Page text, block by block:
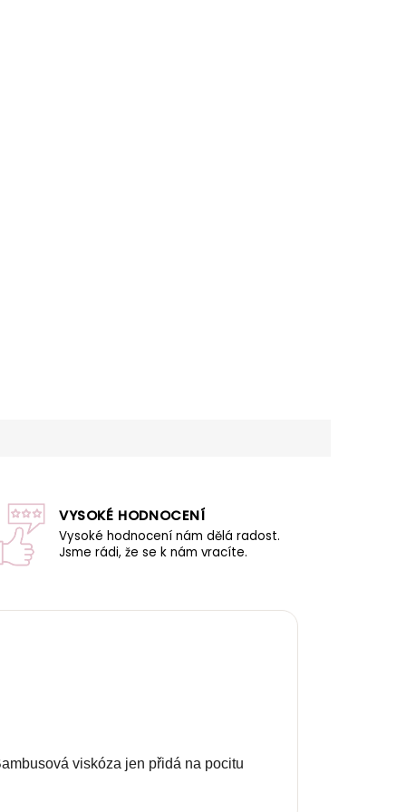
VYSOKÉ HODNOCENÍ
Vysoké hodnocení nám dělá radost.
Jsme rádi, že se k nám vracíte.
viskóza jen přidá na pocitu